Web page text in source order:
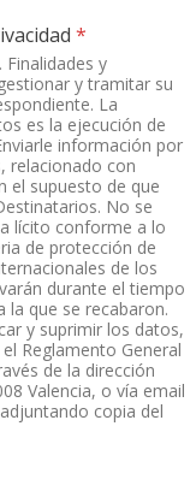
*
Finalidades y
y tramitar su
La
es la ejecución de
información por
relacionado con
el supuesto de que
No se
lícito conforme a lo
de protección de
de los
durante el tiempo
la que se recabaron.
y suprimir los datos,
Reglamento General
de la dirección
Valencia, o vía email
copia del